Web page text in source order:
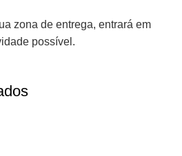
zona de entrega, entrará em
possível.